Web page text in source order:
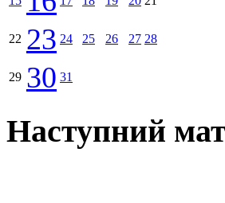
22 23 24 25 26 27 28
29 30 31
Наступний